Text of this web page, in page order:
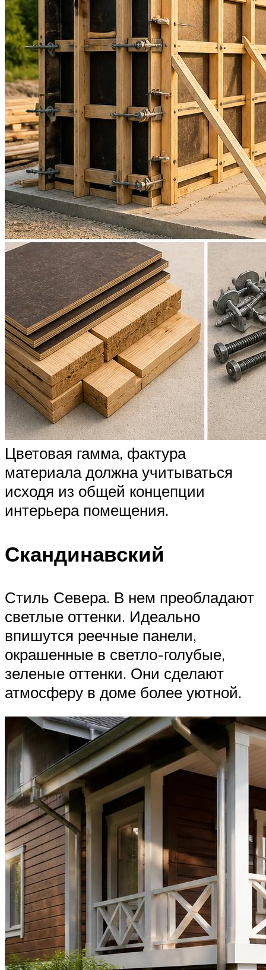
Цветовая гамма, фактура
материала должна учитываться
исходя из общей концепции
интерьера помещения.
Скандинавский
Стиль Севера. В нем преобладают
светлые оттенки. Идеально
впишутся реечные панели,
окрашенные в светло-голубые,
зеленые оттенки. Они сделают
атмосферу в доме более уютной.